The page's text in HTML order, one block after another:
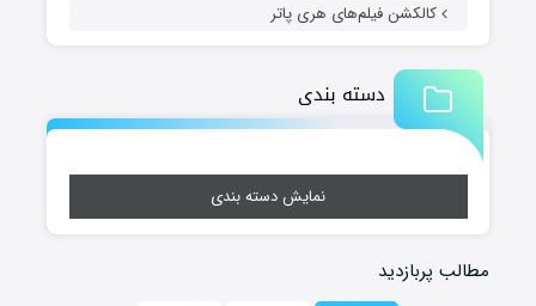
کالکشن فیلم‌های هری پاتر
دسته بندی
نمایش دسته بندی
مطالب پربازدید